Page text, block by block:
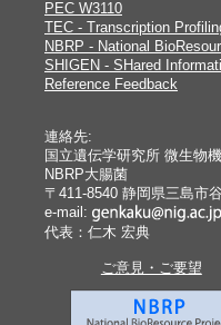
PEC W3110
TEC - Transcription
NBRP - National
SHIGEN - SHared
Reference Feedback
連絡先:
国立遺伝学研究所 微生物
NBRP大腸菌
〒411-8540 静岡県三島市
e-mail:
代表：仁木 宏典
ご意見・ご要望